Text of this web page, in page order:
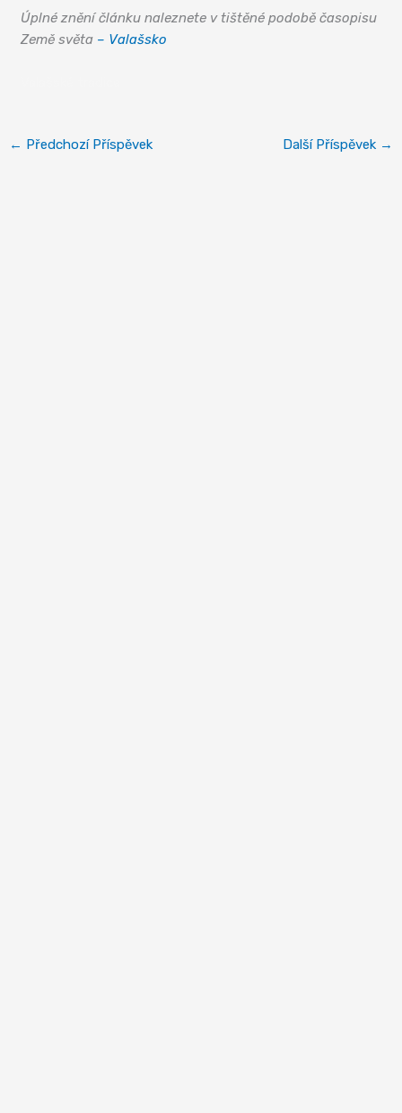
Úplné znění článku naleznete v tištěné podobě časopisu
Země světa – Valašsko
← Předchozí Příspěvek Další Příspěvek →